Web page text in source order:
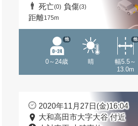
死亡(0) 負傷(3)
距離175m
0～24歳
他
晴
幅5.5～
13.0m
他
2020年11月27日(金)16:04
大和高田市大字大谷 付近